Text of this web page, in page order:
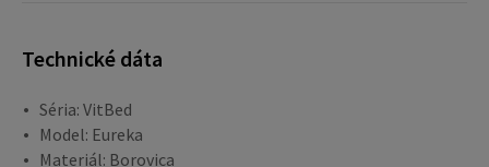
Technické dáta
Séria: VitBed
Model: Eureka
Materiál: Borovica